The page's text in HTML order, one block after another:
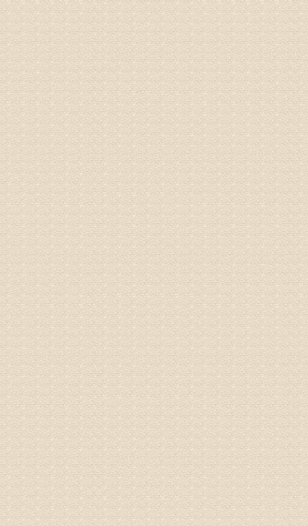
你好，
该病的
较严重
治疗方
济南杏
姓名：
病情描
专家回
你好，
治疗方
身调理
姓名：
病情描
因专家
姓名：
病情描
走路摇
睡或失
问题都
方案，